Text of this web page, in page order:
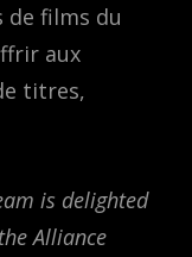
films du
aux
titres,
is delighted
Alliance